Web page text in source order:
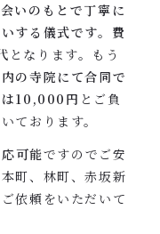
いのもとで丁寧に
する儀式です。費
となります。もう
の寺院にて合同で
は10,000円 とご負
ております。
可能ですのでご安
町、林町、赤坂新
依頼をいただいて